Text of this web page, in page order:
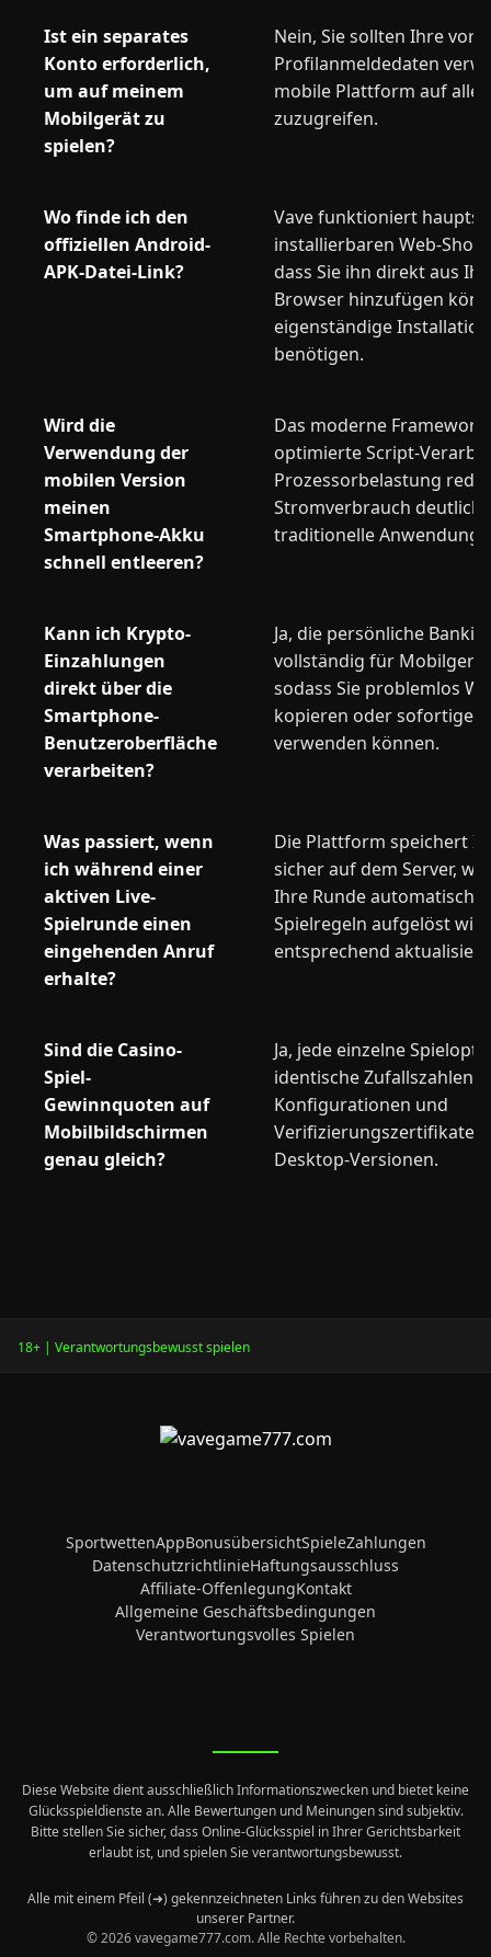
Ist ein separates
Konto erforderlich,
um auf meinem
Mobilgerät zu
spielen?
Nein, Sie sollten Ihre
Profilanmeldedaten
mobile Plattform auf
zuzugreifen.
Wo finde ich den
offiziellen Android-
APK-Datei-Link?
Vave funktioniert
installierbaren Web-
dass Sie ihn direkt aus
Browser hinzufügen
eigenständige
benötigen.
Wird die
Verwendung der
mobilen Version
meinen
Smartphone-Akku
schnell entleeren?
Das moderne
optimierte Script-
Prozessorbelastung
Stromverbrauch deutlich
traditionelle
Kann ich Krypto-
Einzahlungen
direkt über die
Smartphone-
Benutzeroberfläche
verarbeiten?
Ja, die persönliche
vollständig für
sodass Sie problemlos
kopieren oder sofortige
verwenden können.
Was passiert, wenn
ich während einer
aktiven Live-
Spielrunde einen
eingehenden Anruf
erhalte?
Die Plattform speichert
sicher auf dem Server,
Ihre Runde automatisch
Spielregeln aufgelöst
entsprechend
Sind die Casino-
Spiel-
Gewinnquoten auf
Mobilbildschirmen
genau gleich?
Ja, jede einzelne
identische
Konfigurationen und
Verifizierungszertifikate
Desktop-Versionen.
18+ | Verantwortungsbewusst spielen
SportwettenAppBonusübersichtSpieleZahlungen
DatenschutzrichtlinieHaftungsausschluss
Affiliate-OffenlegungKontakt
Allgemeine Geschäftsbedingungen
Verantwortungsvolles Spielen
Diese Website dient ausschließlich Informationszwecken und bietet keine
Glücksspieldienste an. Alle Bewertungen und Meinungen sind subjektiv.
Bitte stellen Sie sicher, dass Online-Glücksspiel in Ihrer Gerichtsbarkeit
erlaubt ist, und spielen Sie verantwortungsbewusst.
Alle mit einem Pfeil (➜) gekennzeichneten Links führen zu den Websites
unserer Partner.
© 2026 vavegame777.com. Alle Rechte vorbehalten.